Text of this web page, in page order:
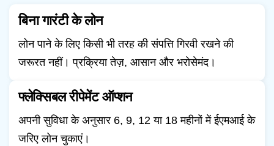
बिना गारंटी के लोन
लोन पाने के लिए किसी भी तरह की संपत्ति गिरवी रखने की
जरूरत नहीं। प्रक्रिया तेज़, आसान और भरोसेमंद।
फ्लेक्सिबल रीपेमेंट ऑप्शन
अपनी सुविधा के अनुसार 6, 9, 12 या 18 महीनों में ईएमआई के
जरिए लोन चुकाएं।